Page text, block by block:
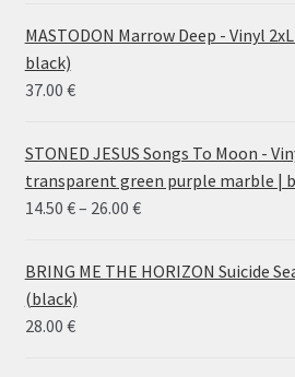
MASTODON Marrow Deep - Vinyl
black)
37.00 €
STONED JESUS Songs To Moon -
transparent green purple marble |
14.50 €– 26.00 €Price
14.50 €
BRING ME THE HORIZON Suicide
(black)
28.00 €